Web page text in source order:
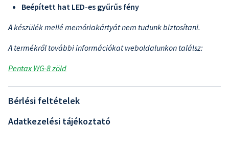
Beépített hat LED-es gyűrűs fény
A készülék mellé memóriakártyát nem tudunk biztosítani.
A termékről további információkat weboldalunkon találsz:
Pentax WG-8 zöld
Bérlési feltételek
Adatkezelési tájékoztató